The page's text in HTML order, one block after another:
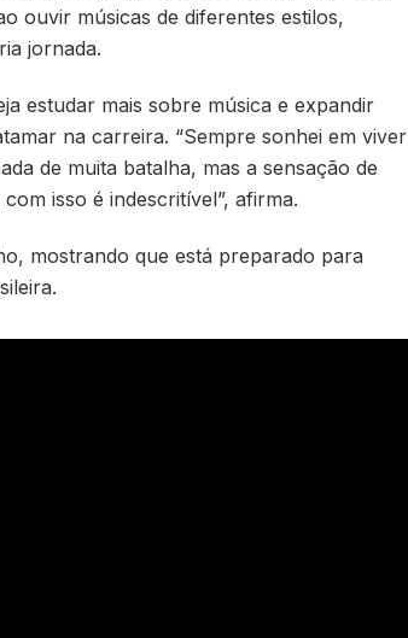
ouvir músicas de diferentes estilos,
jornada.
estudar mais sobre música e expandir
na carreira. “Sempre sonhei em viver
de muita batalha, mas a sensação de
isso é indescritível”, afirma.
mostrando que está preparado para